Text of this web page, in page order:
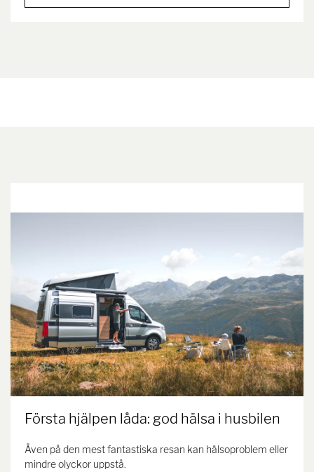
Första hjälpen låda: god hälsa i husbilen
Även på den mest fantastiska resan kan hälsoproblem eller
mindre olyckor uppstå.